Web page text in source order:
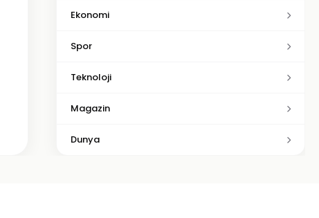
Ekonomi
Spor
Teknoloji
Magazin
Dunya